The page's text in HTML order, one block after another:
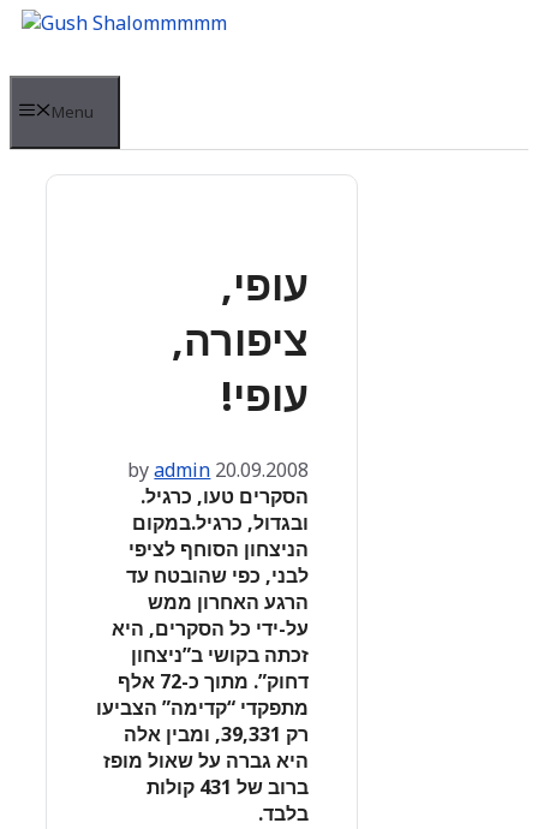
Skip
content
Menu
עופי,
ציפורה,
עופי!
20.09.2008
byadmin
הסקרים טעו, כרגיל.
ובגדול, כרגיל.במקום
הניצחון הסוחף לציפי
לבני, כפי שהובטח עד
הרגע האחרון ממש
על-ידי כל הסקרים, היא
זכתה בקושי ב”ניצחון
דחוק”. מתוך כ-72 אלף
מתפקדי “קדימה” הצביעו
רק 39,331, ומבין אלה
היא גברה על שאול מופז
ברוב של 431 קולות
בלבד.